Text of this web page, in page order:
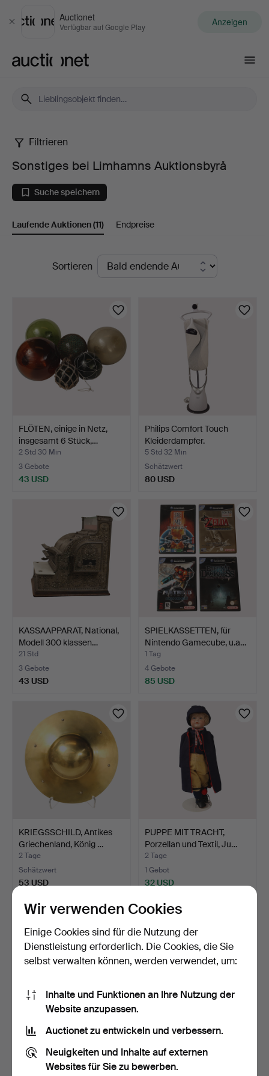
Schließen
Auctionet
Verfügbar auf Google Play Anzeigen
Sonstiges
bei
Limhamns
Auktionsbyrå
Filtrieren
Sonstiges bei Limhamns Auktionsbyrå
Suche speichern
Laufende Auktionen(11) Endpreise
LaufendeSortieren
FLÖTEN, einige in Netz,
insgesamt 6 Stück,…
2 Std 30 Min
3 Gebote
43 USD
Philips Comfort Touch
Kleiderdampfer.
5 Std 32 Min
Schätzwert
80 USD
KASSAAPPARAT, National,
Modell 300 klassen…
21 Std
3 Gebote
43 USD
SPIELKASSETTEN, für
Nintendo Gamecube, u.a…
1 Tag
4 Gebote
85 USD
KRIEGSSCHILD, Antikes
Griechenland, König …
2 Tage
Schätzwert
53 USD
PUPPE MIT TRACHT,
Porzellan und Textil, Ju…
2 Tage
1 Gebot
32 USD
WASSERKOCHER Alessi,
Edelstahl sowie GEORG…
3 Tage
BANG & OLUFSEN,
Beomaster 1400 M, Typ
2104.
5 Tage
Schätzwert
Wir verwenden Cookies
Einige Cookies sind für die Nutzung der
Dienstleistung erforderlich. Die Cookies, die Sie
selbst verwalten können, werden verwendet, um:
Inhalte und Funktionen an Ihre Nutzung der
Website anzupassen.
Auctionet zu entwickeln und verbessern.
Neuigkeiten und Inhalte auf externen
Websites für Sie zu bewerben.